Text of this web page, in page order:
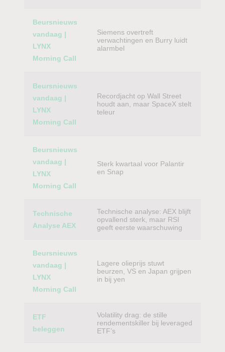
Beursnieuws
vandaag |
LYNX
Morning Call
Siemens overtreft
verwachtingen en Burry luidt
alarmbel
Beursnieuws
vandaag |
LYNX
Morning Call
Recordjacht op Wall Street
houdt aan, maar SpaceX stelt
teleur
Beursnieuws
vandaag |
LYNX
Morning Call
Sterk kwartaal voor Palantir
en Snap
Technische
Analyse AEX
Technische analyse: AEX blijft
opvallend sterk, maar RSI
geeft eerste waarschuwing
Beursnieuws
vandaag |
LYNX
Morning Call
Lagere olieprijs stuwt
beurzen, VS en Japan grijpen
in bij yen
ETF
beleggen
Volatility drag: de stille
rendementskiller bij leveraged
ETF’s